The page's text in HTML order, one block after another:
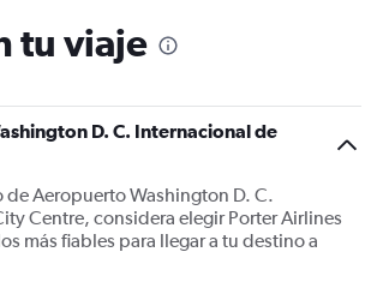
axis
of
flights.
to
30.
tu viaje
D. C. Internacional de
de Aeropuerto Washington D. C.
Centre, considera elegir Porter Airlines
más fiables para llegar a tu destino a